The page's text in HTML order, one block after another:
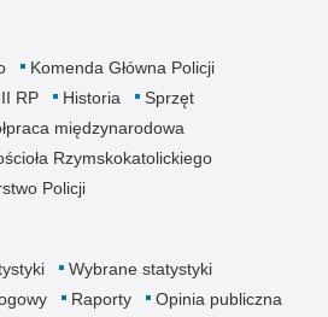
Komenda Główna Policji
RP Historia
Sprzęt
międzynarodowa
Rzymskokatolickiego
Policji
Wybrane statystyki
Raporty Opinia publiczna